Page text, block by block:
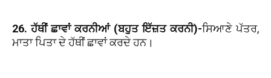
26. ਹੱਥੀਂ ਛਾਵਾਂ ਕਰਨੀਆਂ (ਬਹੁਤ ਇੱਜ਼ਤ ਕਰਨੀ)-ਸਿਆਣੇ ਪੱਤਰ,
ਮਾਤਾ ਪਿਤਾ ਦੇ ਹੱਥੀਂ ਛਾਵਾਂ ਕਰਦੇ ਹਨ।